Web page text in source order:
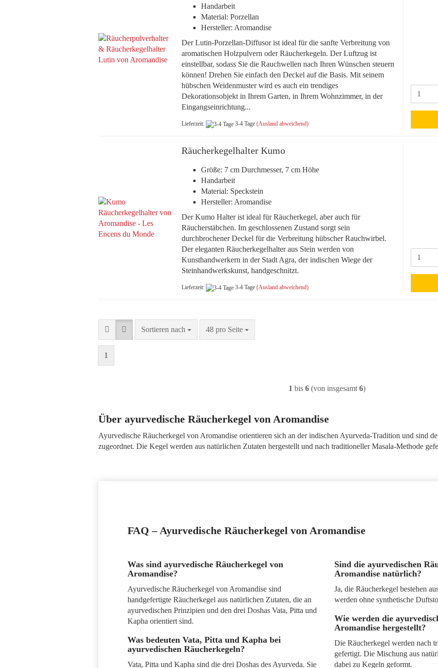
Handarbeit
Material: Porzellan
Hersteller: Aromandise
Der Lutin-Porzellan-Diffusor ist ideal für die sanfte Verbreitung von
aromatischen Holzpulvern oder Räucherkegeln. Der Luftzug ist
einstellbar, sodass Sie die Rauchwellen nach Ihren Wünschen steuern
können! Drehen Sie einfach den Deckel auf die Basis. Mit seinem
hübschen Weidenmuster wird es auch ein trendiges
Dekorationsobjekt in Ihrem Garten, in Ihrem Wohnzimmer, in der
Eingangseinrichtung...
Lieferzeit: 3-4 Tage (Ausland abweichend)
Räucherkegelhalter Kumo
Größe: 7 cm Durchmesser, 7 cm Höhe
Handarbeit
Material: Speckstein
Hersteller: Aromandise
Der Kumo Halter ist ideal für Räucherkegel, aber auch für
Räucherstäbchen. Im geschlossenen Zustand sorgt sein
durchbrochener Deckel für die Verbreitung hübscher Rauchwirbel.
Der eleganten Räucherkegelhalter aus Stein werden von
Kunsthandwerkern in der Stadt Agra, der indischen Wiege der
Steinhandwerkskunst, handgeschnitzt.
Lieferzeit: 3-4 Tage (Ausland abweichend)
Sortieren nach
Sortieren nach 48 pro Seite
pro Seite
1
1 bis 6 (von insgesamt 6)
Über ayurvedische Räucherkegel von Aromandise
Ayurvedische Räucherkegel von Aromandise orientieren sich an der indischen Ayurveda-Tradition und sind
zugeordnet. Die Kegel werden aus natürlichen Zutaten hergestellt und nach traditioneller Masala-Methode
FAQ – Ayurvedische Räucherkegel von Aromandise
Was sind ayurvedische Räucherkegel von
Aromandise?
Ayurvedische Räucherkegel von Aromandise sind
handgefertigte Räucherkegel aus natürlichen Zutaten, die an
ayurvedischen Prinzipien und den drei Doshas Vata, Pitta und
Kapha orientiert sind.
Was bedeuten Vata, Pitta und Kapha bei
ayurvedischen Räucherkegeln?
Vata, Pitta und Kapha sind die drei Doshas des Ayurveda. Sie
Sind die ayurvedischen
Aromandise natürlich?
Ja, die Räucherkegel bestehen
werden ohne synthetische
Wie werden die
Aromandise hergestellt?
Die Räucherkegel werden nach
gefertigt. Die Mischung aus
dabei zu Kegeln geformt.